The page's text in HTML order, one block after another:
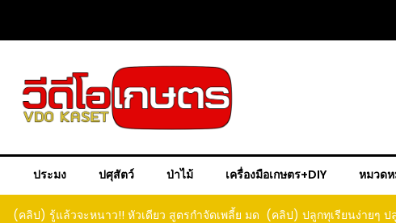
ประมง ปศุสัตว์ ป่าไม้ เครื่องมือเกษตร+DIY หมวด
(คลิป) รู้แล้วจะหนาว!! หัวเดียว สูตรกำจัดเพลี้ย มด (คลิป) ปลูกทุเรียนง่ายๆ